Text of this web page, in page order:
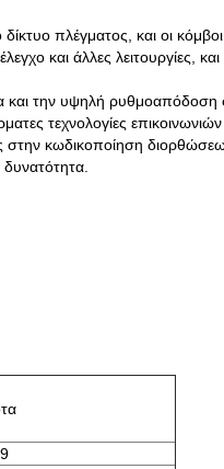
δίκτυο πλέγματος, και οι
και άλλες
την υψηλή ρυθμοαπόδοση
τεχνολογίες
στην κωδικοποίηση